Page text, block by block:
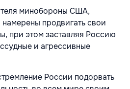
минобороны США,
продвигать свои
при этом заставляя Россию
и агрессивные
России подорвать